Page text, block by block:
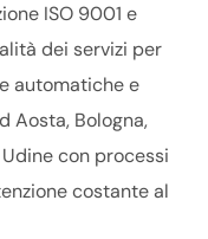
ISO 9001 e
dei servizi per
automatiche e
Aosta, Bologna,
Udine con processi
costante al